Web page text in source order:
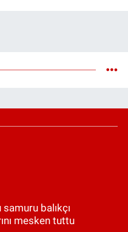
balıkçı
mesken tuttu